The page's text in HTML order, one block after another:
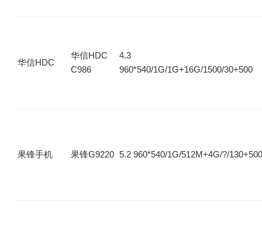
华信HDC
华信HDC
C986
4.3
960*540/1G/1G+16G/1500/30+500
果锋手机 果锋G9220 5.2 960*540/1G/512M+4G/?/130+500